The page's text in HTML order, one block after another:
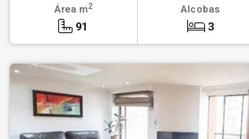
Área m2
91
Alcobas
3